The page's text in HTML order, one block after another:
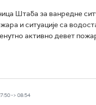
Штаба за ванредне
и ситуације са
активно девет
-> 08:54